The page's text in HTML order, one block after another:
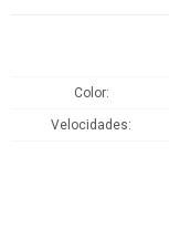
Color
Velocidades